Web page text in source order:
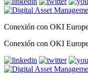
Conexión con OKI
Conexión con OKI